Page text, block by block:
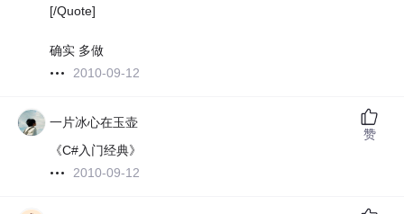
[/Quote]
确实 多做
2010-09-12
一片冰心在玉壶
《C#入门经典》
2010-09-12
赞